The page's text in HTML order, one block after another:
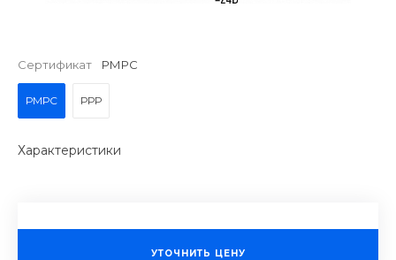
Сертификат РМРС
РМРС РРР
Характеристики
УТОЧНИТЬ ЦЕНУ